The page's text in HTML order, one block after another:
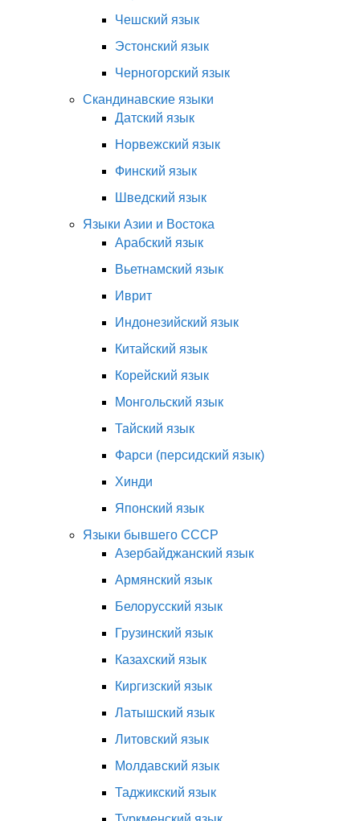
Чешский язык
Эстонский язык
Черногорский язык
Скандинавские языки
Датский язык
Норвежский язык
Финский язык
Шведский язык
Языки Азии и Востока
Арабский язык
Вьетнамский язык
Иврит
Индонезийский язык
Китайский язык
Корейский язык
Монгольский язык
Тайский язык
Фарси (персидский язык)
Хинди
Японский язык
Языки бывшего СССР
Азербайджанский язык
Армянский язык
Белорусский язык
Грузинский язык
Казахский язык
Киргизский язык
Латышский язык
Литовский язык
Молдавский язык
Таджикский язык